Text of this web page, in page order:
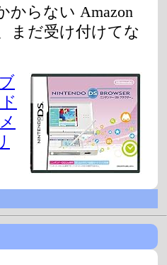
からない Amazon
まだ受け付けてな